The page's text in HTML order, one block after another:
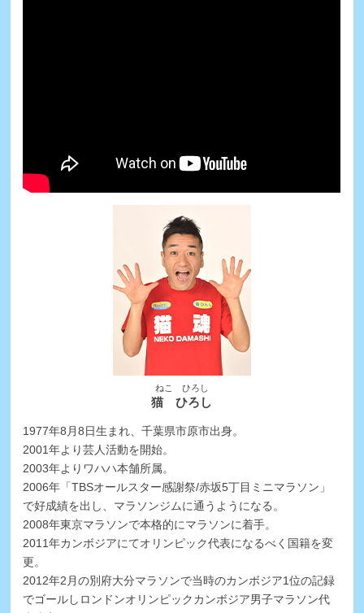
ねこ ひろし
猫 ひろし
1977年8月8日生まれ、千葉県市原市出身。
2001年より芸人活動を開始。
2003年よりワハハ本舗所属。
2006年「TBSオールスター感謝祭/赤坂5丁目ミニマラソン」
で好成績を出し、マラソンジムに通うようになる。
2008年東京マラソンで本格的にマラソンに着手。
2011年カンボジアにてオリンピック代表になるべく国籍を変
更。
2012年2月の別府大分マラソンで当時のカンボジア1位の記録
でゴールしロンドンオリンピックカンボジア男子マラソン代